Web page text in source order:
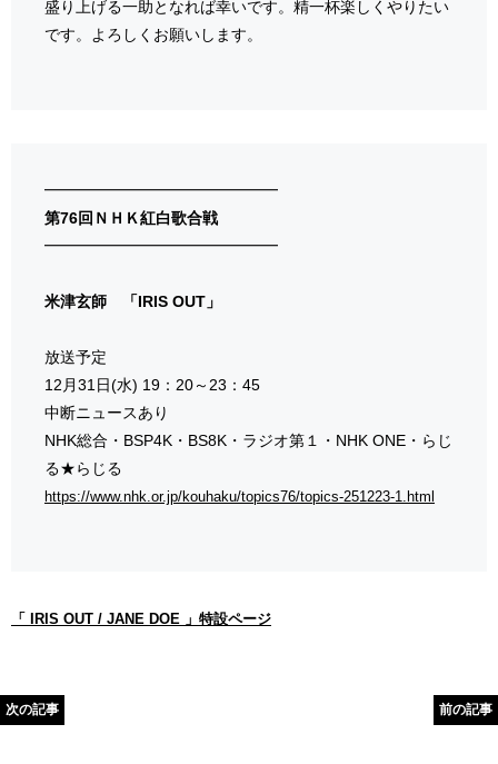
盛り上げる一助となれば幸いです。精一杯楽しくやりたい
です。よろしくお願いします。
━━━━━━━━━━━━━━━
第76回ＮＨＫ紅白歌合戦
━━━━━━━━━━━━━━━
米津玄師 「IRIS OUT」
放送予定
12月31日(水) 19：20～23：45
中断ニュースあり
NHK総合・BSP4K・BS8K・ラジオ第１・NHK ONE・らじ
る★らじる
https://www.nhk.or.jp/kouhaku/topics76/topics-251223-1.html
「 IRIS OUT / JANE DOE 」特設ページ
次の記事 前の記事